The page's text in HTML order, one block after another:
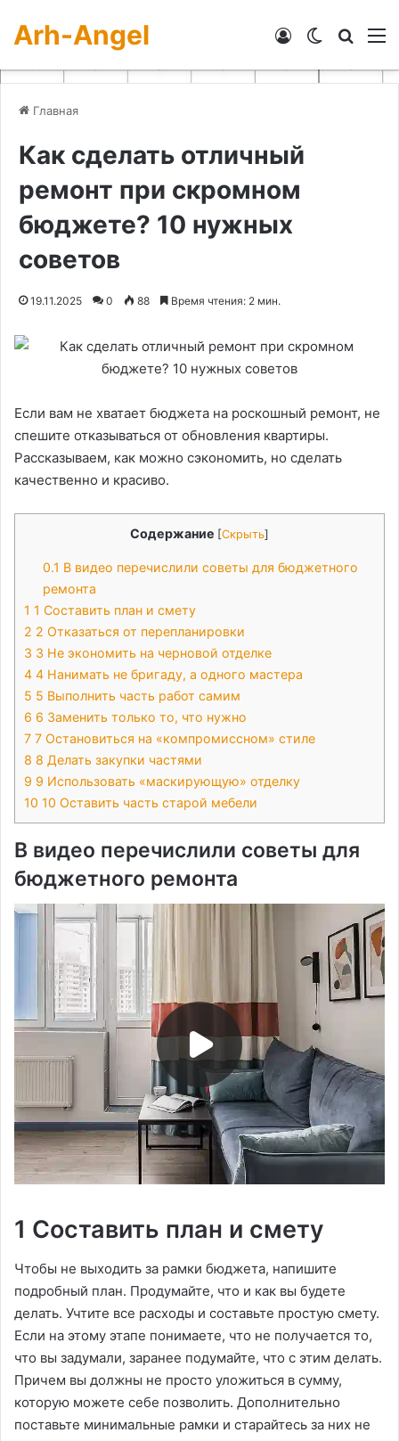
Arh-Angel Switch skin
Войти
Главная
Как сделать отличный
ремонт при скромном
бюджете? 10 нужных
советов
19.11.2025 0 88 Время чтения: 2 мин.
Если вам не хватает бюджета на роскошный ремонт, не
спешите отказываться от обновления квартиры.
Рассказываем, как можно сэкономить, но сделать
качественно и красиво.
Содержание [Скрыть]
0.1 В видео перечислили советы для бюджетного
ремонта
1 1 Составить план и смету
2 2 Отказаться от перепланировки
3 3 Не экономить на черновой отделке
4 4 Нанимать не бригаду, а одного мастера
5 5 Выполнить часть работ самим
6 6 Заменить только то, что нужно
7 7 Остановиться на «компромиссном» стиле
8 8 Делать закупки частями
9 9 Использовать «маскирующую» отделку
10 10 Оставить часть старой мебели
В видео перечислили советы для
бюджетного ремонта
1 Составить план и смету
Чтобы не выходить за рамки бюджета, напишите
подробный план. Продумайте, что и как вы будете
делать. Учтите все расходы и составьте простую смету.
Если на этому этапе понимаете, что не получается то,
что вы задумали, заранее подумайте, что с этим делать.
Причем вы должны не просто уложиться в сумму,
которую можете себе позволить. Дополнительно
поставьте минимальные рамки и старайтесь за них не